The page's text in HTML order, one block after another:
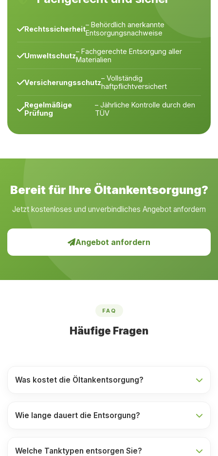
Rechtssicherheit– Behördlich anerkannte
Entsorgungsnachweise
Umweltschutz– Fachgerechte Entsorgung aller
Materialien
Versicherungsschutz– Vollständig
haftpflichtversichert
Regelmäßige
Prüfung
– Jährliche Kontrolle durch den
TÜV
Bereit für Ihre Öltankentsorgung?
Jetzt kostenloses und unverbindliches Angebot anfordern
Angebot anfordern
FAQ
Häufige Fragen
Was kostet die Öltankentsorgung?
Wie lange dauert die Entsorgung?
Welche Tanktypen entsorgen Sie?